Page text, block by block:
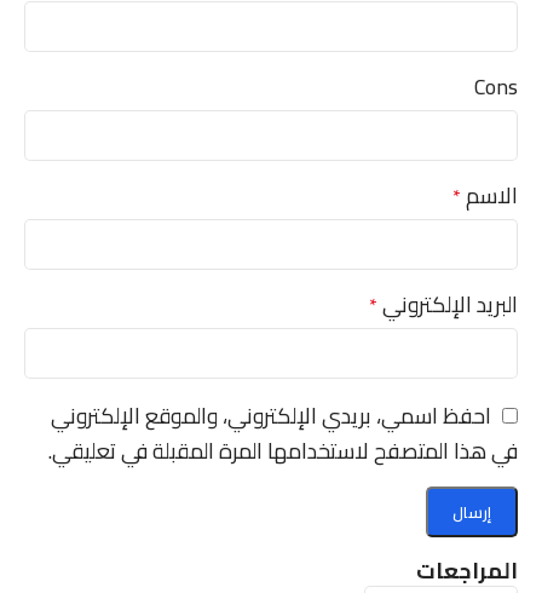
المراجعات
Cons
الاسم*
البريد الإلكتروني*
احفظ اسمي، بريدي الإلكتروني، والموقع الإلكتروني
في هذا المتصفح لاستخدامها المرة المقبلة في تعليقي.